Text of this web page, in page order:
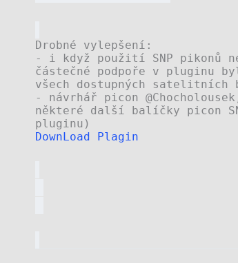
Drobné vylepšení:
- i když použití SNP
částečné podpoře v pluginu
všech dostupných satelitních
- návrhář picon
některé další balíčky picon
pluginu)
DownLoad Plagin